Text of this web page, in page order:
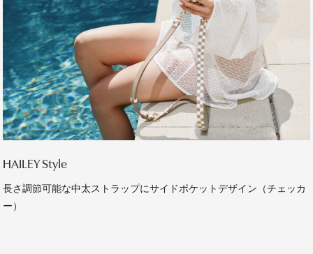
HAILEY Style
長さ調節可能な中太ストラップにサイドポケットデザイン（チェッカ
ー）